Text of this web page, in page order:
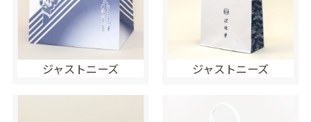
ジャストニーズ ジャストニーズ